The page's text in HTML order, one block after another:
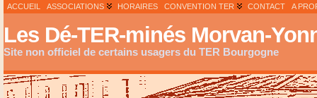
ACCUEIL ASSOCIATIONS HORAIRES CONVENTION TER CONTACT A
Les Dé-TER-minés Morvan-
Site non officiel de certains usagers du TER Bourgogne